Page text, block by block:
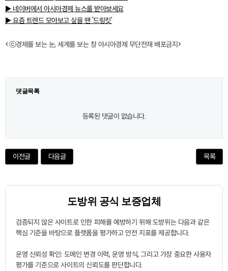
▶ 네이버에서 아시아경제 뉴스를 받아보세요
▶ 요즘 트렌드 모아보고 싶을 땐 '드링킷'
<ⓒ경제를 보는 눈, 세계를 보는 창 아시아경제 무단전재 배포금지>
댓글목록
등록된 댓글이 없습니다.
이전글 다음글 목록
도방위 공식 보증업체
검증되지 않은 사이트로 인한 피해를 예방하기 위해 도방위는 다음과 같은
핵심 기준을 바탕으로 플랫폼을 평가하고 안전 지표를 제공합니다.
운영 신뢰성 확인: 도메인 변경 이력, 운영 방식, 그리고 가장 중요한 사용자
평가를 기준으로 사이트의 신뢰도를 판단합니다.